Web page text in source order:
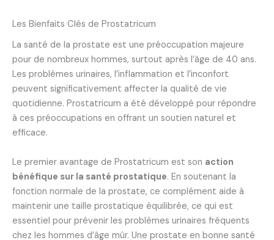
Les Bienfaits Clés de Prostatricum
La santé de la prostate est une préoccupation majeure
pour de nombreux hommes, surtout après l’âge de 40 ans.
Les problèmes urinaires, l’inflammation et l’inconfort
peuvent significativement affecter la qualité de vie
quotidienne. Prostatricum a été développé pour répondre
à ces préoccupations en offrant un soutien naturel et
efficace.
Le premier avantage de Prostatricum est son action
bénéfique sur la santé prostatique. En soutenant la
fonction normale de la prostate, ce complément aide à
maintenir une taille prostatique équilibrée, ce qui est
essentiel pour prévenir les problèmes urinaires fréquents
chez les hommes d’âge mûr. Une prostate en bonne santé